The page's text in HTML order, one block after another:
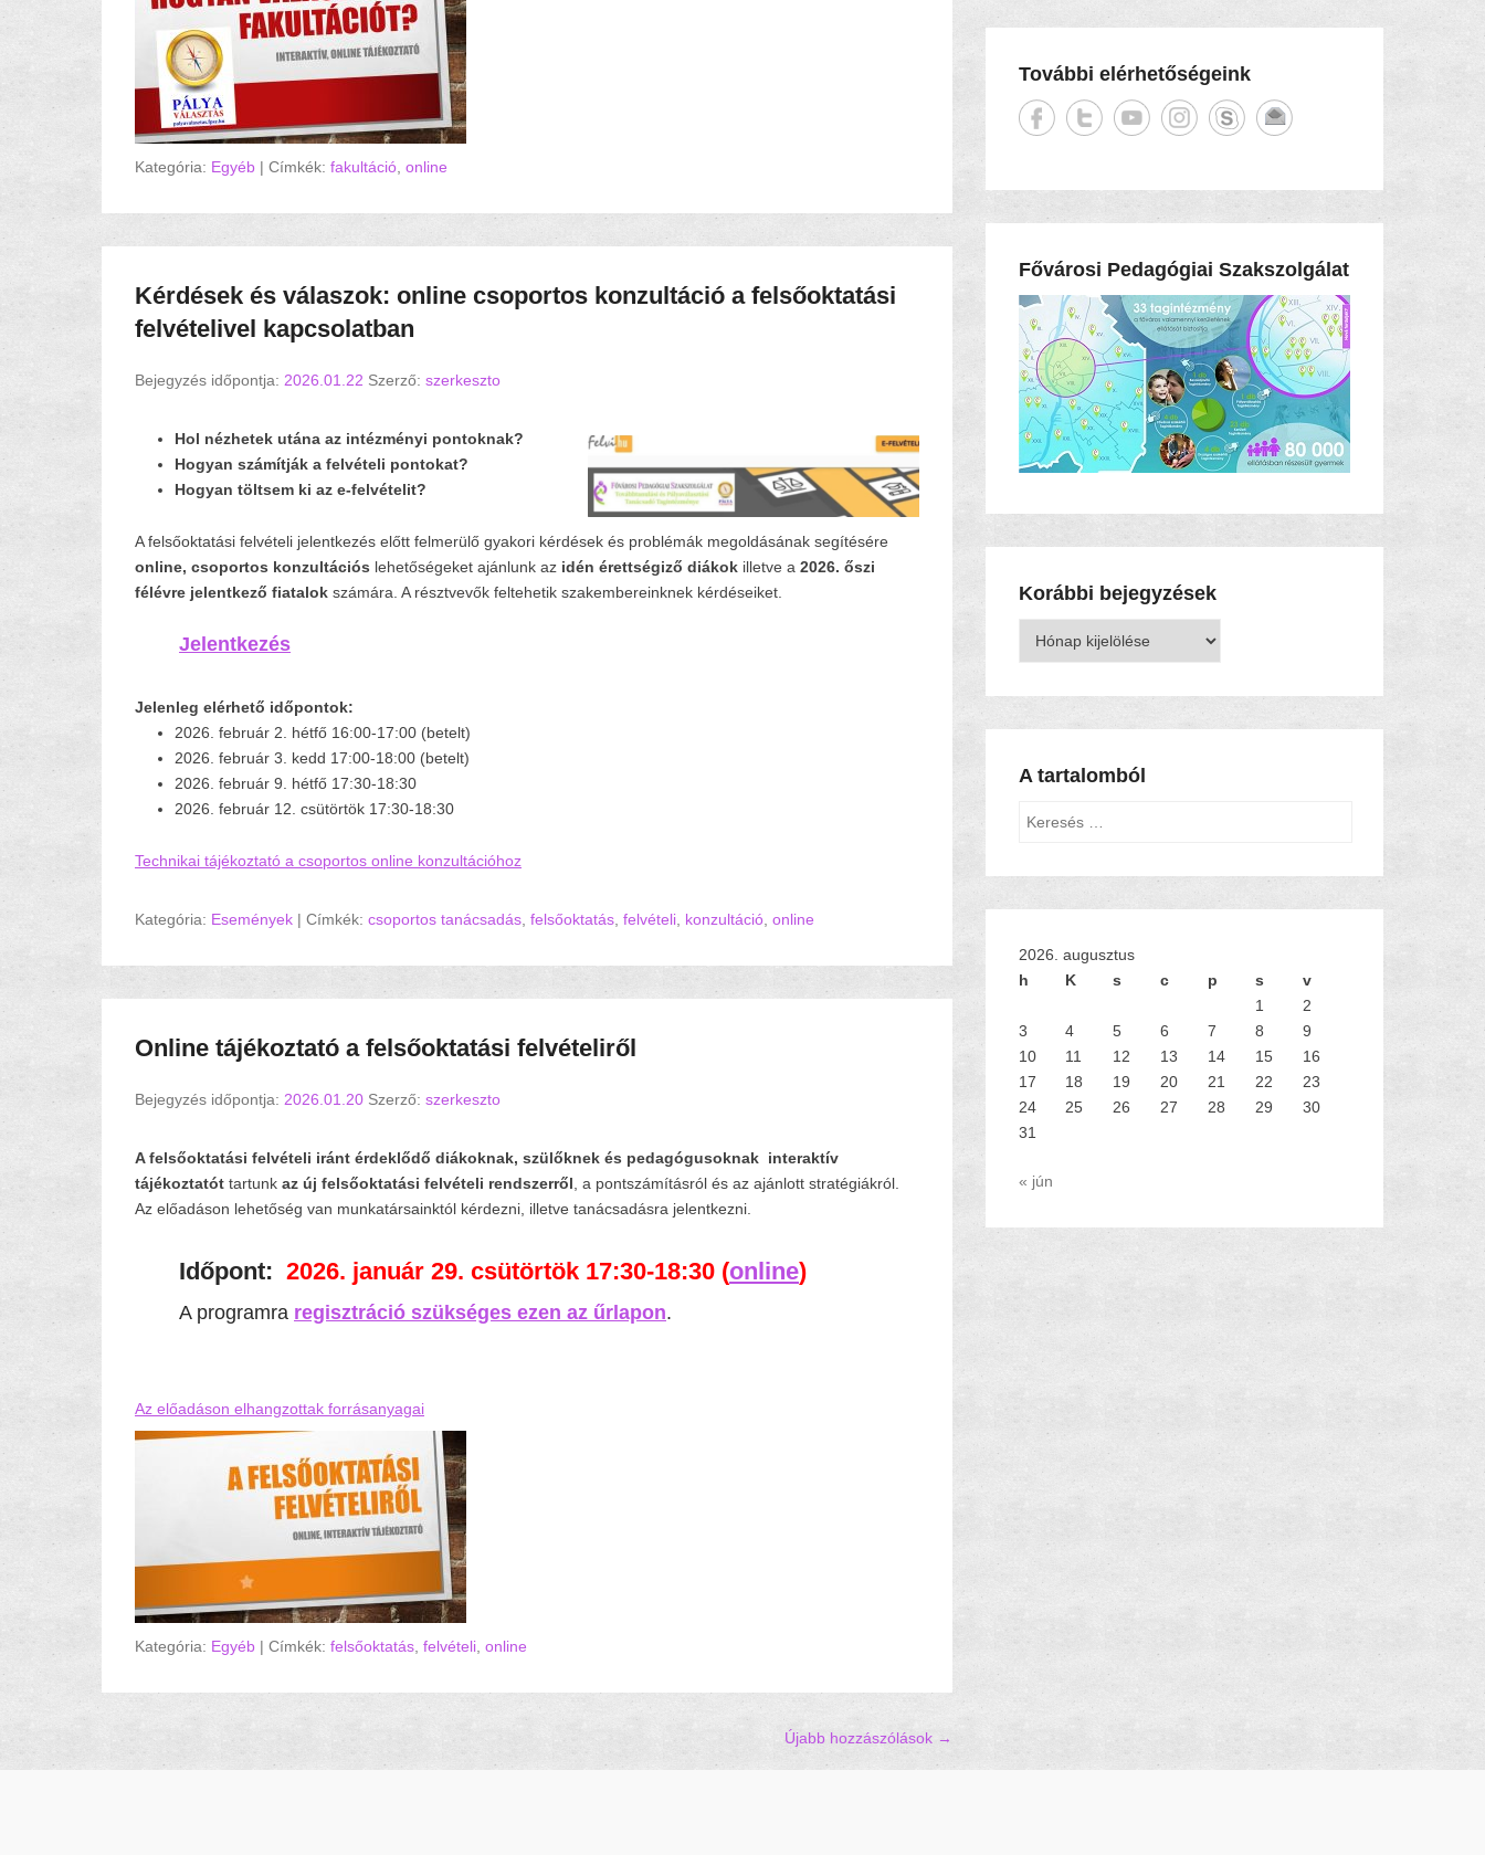
Kategória: Egyéb | Címkék: fakultáció online
Kérdések és válaszok: online csoportos konzultáció a felsőoktatási
felvételivel kapcsolatban
Bejegyzés időpontja: 2026.01.22 Szerző: szerkeszto
Hol nézhetek utána az intézményi pontoknak?
Hogyan számítják a felvételi pontokat?
Hogyan töltsem ki az e-felvételit?
A felsőoktatási felvételi jelentkezés előtt felmerülő gyakori kérdések és problémák megoldásának segítésére
online, csoportos konzultációs lehetőségeket ajánlunk az idén érettségiző diákok illetve a 2026. őszi
félévre jelentkező fiatalok számára. A résztvevők feltehetik szakembereinknek kérdéseiket.
Jelentkezés
Jelenleg elérhető időpontok:
2026. február 2. hétfő 16:00-17:00 (betelt)
2026. február 3. kedd 17:00-18:00 (betelt)
2026. február 9. hétfő 17:30-18:30
2026. február 12. csütörtök 17:30-18:30
Technikai tájékoztató a csoportos online konzultációhoz
Kategória: Események | Címkék: csoportos tanácsadás felsőoktatás felvételi konzultáció online
Online tájékoztató a felsőoktatási felvételiről
Bejegyzés időpontja: 2026.01.20 Szerző: szerkeszto
A felsőoktatási felvételi iránt érdeklődő diákoknak, szülőknek és pedagógusoknak interaktív
tájékoztatót tartunk az új felsőoktatási felvételi rendszerről , a pontszámításról és az ajánlott stratégiákról.
Az előadáson lehetőség van munkatársainktól kérdezni, illetve tanácsadásra jelentkezni.
Időpont: 2026. január 29. csütörtök 17:30-18:30 (online)
A programra regisztráció szükséges ezen az űrlapon.
Az előadáson elhangzottak forrásanyagai
Kategória: Egyéb | Címkék: felsőoktatás felvételi online
Újabb hozzászólások →
További elérhetőségeink
Fővárosi Pedagógiai Szakszolgálat
Korábbi bejegyzések
bejegyzések
A tartalomból
Keresés
2026. augusztus
h
K s c p s
v
1
2
3
4 5 6 7 8
9
10
11 12 13 14 15
16
17
18 19 20 21 22
23
24
25 26 27 28 29
30
31
« jún